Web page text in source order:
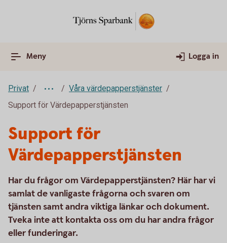
Meny Logga in
Privat
Våra värdepapperstjänster
Support för Värdepapperstjänsten
Support för
Värdepapperstjänsten
Har du frågor om Värdepapperstjänsten? Här har vi
samlat de vanligaste frågorna och svaren om
tjänsten samt andra viktiga länkar och dokument.
Tveka inte att kontakta oss om du har andra frågor
eller funderingar.